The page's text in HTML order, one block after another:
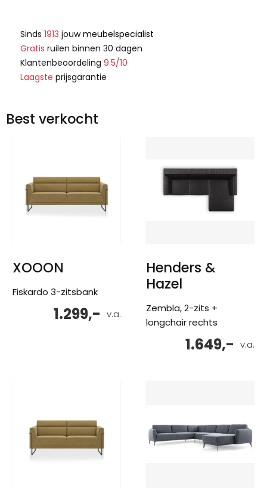
Sinds 1913 jouwmeubelspecialist
Gratis ruilen binnen 30 dagen
Klantenbeoordeling 9.5/10
Laagste prijsgarantie
Best verkocht
XOOON
Fiskardo 3-zitsbank
v.a.
1.299,-
Henders &
Hazel
Zembla, 2-zits +
longchair rechts
v.a.
1.649,-